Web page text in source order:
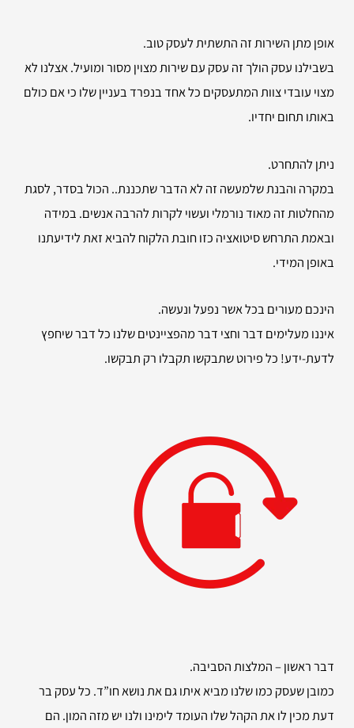
אופן מתן השירות זה התשתית לעסק טוב.
בשבילנו עסק הולך זה עסק עם שירות מצוין מסור ומועיל. אצלנו לא
מצוי עובדי צוות המתעסקים כל אחד בנפרד בעניין שלו כי אם כולם
באותו תחום יחדיו.
ניתן להתחרט.
במקרה והבנת שלמעשה זה לא הדבר שתכננת.. הכול בסדר, לסגת
מהחלטות זה מאוד נורמלי ועשוי לקרות להרבה אנשים. במידה
ובאמת התרחש סיטואציה כזו חובת הלקוח להביא זאת לידיעתנו
באופן המידי.
הינכם מעורים בכל אשר נפעל ונעשה.
איננו מעלימים דבר וחצי דבר מהפציינטים שלנו כל דבר שיחפץ
לדעת-ידע! כל פירוט שתבקשו תקבלו רק תבקשו.
דבר ראשון – המלצות הסביבה.
כמובן שעסק כמו שלנו מביא איתו גם את נושא חו”ד. כל עסק בר
דעת מכין לו את הקהל שלו העומד לימינו ולנו יש מזה המון. הם